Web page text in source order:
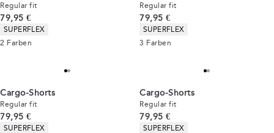
Regular fit
Preis
79,95 €
Produkteigenschaften
SUPERFLEX
2 Farben
Regular fit
Preis
79,95 €
Produkteigenschaften
SUPERFLEX
3 Farben
Cargo-Shorts
Regular fit
Preis
79,95 €
Produkteigenschaften
SUPERFLEX
Cargo-Shorts
Regular fit
Preis
79,95 €
Produkteigenschaften
SUPERFLEX